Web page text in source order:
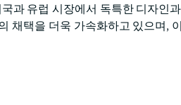
과 유럽 시장에서 독특한 디자인
채택을 더욱 가속화하고 있으며,